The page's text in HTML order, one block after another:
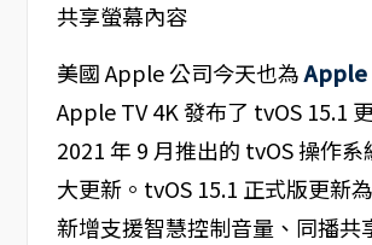
美國 Apple 公司今天也為Apple
Apple TV 4K 發布了 tvOS 15.1
2021 年 9 月推出的 tvOS 操作
大更新。tvOS 15.1 正式版更新
新增支援智慧控制音量、同播共